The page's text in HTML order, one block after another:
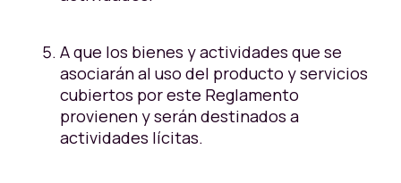
A que los bienes y actividades que se
asociarán al uso del producto y servicios
cubiertos por este Reglamento
provienen y serán destinados a
actividades lícitas.